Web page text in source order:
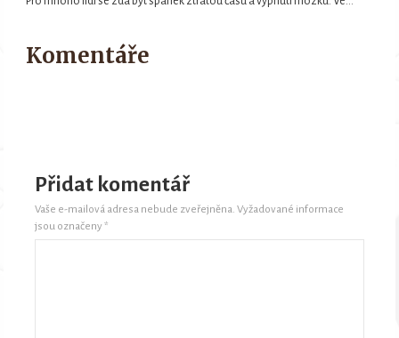
Komentáře
Přidat komentář
Vaše e-mailová adresa nebude zveřejněna. Vyžadované informace
jsou označeny*